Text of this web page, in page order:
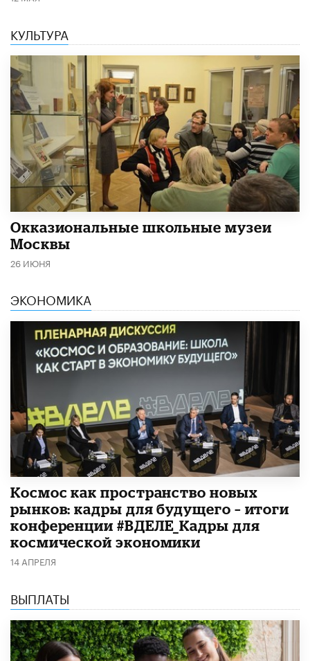
КУЛЬТУРА
​Окказиональные школьные музеи
Москвы
26 ИЮНЯ
ЭКОНОМИКА
Космос как пространство новых
рынков: кадры для будущего – итоги
конференции #ВДЕЛЕ_Кадры для
космической экономики
14 АПРЕЛЯ
ВЫПЛАТЫ